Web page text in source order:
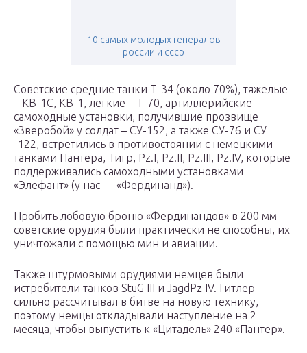
10 самых молодых генералов
россии и ссср
Советские средние танки Т-34 (около 70%), тяжелые
– КВ-1С, КВ-1, легкие – Т-70, артиллерийские
самоходные установки, получившие прозвище
«Зверобой» у солдат – СУ-152, а также СУ-76 и СУ
-122, встретились в противостоянии с немецкими
танками Пантера, Тигр, Pz.I, Pz.II, Pz.III, Pz.IV, которые
поддерживались самоходными установками
«Элефант» (у нас — «Фердинанд»).
Пробить лобовую броню «Фердинандов» в 200 мм
советские орудия были практически не способны, их
уничтожали с помощью мин и авиации.
Также штурмовыми орудиями немцев были
истребители танков StuG III и JagdPz IV. Гитлер
сильно рассчитывал в битве на новую технику,
поэтому немцы откладывали наступление на 2
месяца, чтобы выпустить к «Цитадель» 240 «Пантер».